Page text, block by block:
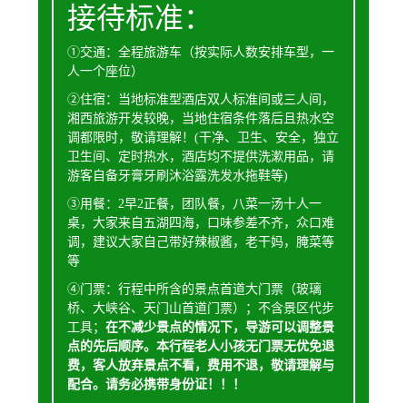
接待标准：
①交通：全程旅游车（按实际人数安排车型，一
人一个座位）
②住宿：当地标准型酒店双人标准间或三人间，
湘西旅游开发较晚，当地住宿条件落后且热水空
调都限时，敬请理解！ (干净、卫生、安全，独立
卫生间、定时热水，酒店均不提供洗漱用品，请
游客自备牙膏牙刷沐浴露洗发水拖鞋等)
③用餐：2早2正餐，团队餐，八菜一汤十人一
桌，大家来自五湖四海，口味参差不齐，众口难
调，建议大家自己带好辣椒酱，老干妈，腌菜等
等
④门票：行程中所含的景点首道大门票 （玻璃
桥、大峡谷、天门山首道门票）；不含景区代步
工具； 在不减少景点的情况下，导游可以调整景
点的先后顺序。本行程老人小孩无门票无优免退
费，客人放弃景点不看，费用不退，敬请理解与
配合。请务必携带身份证！！！